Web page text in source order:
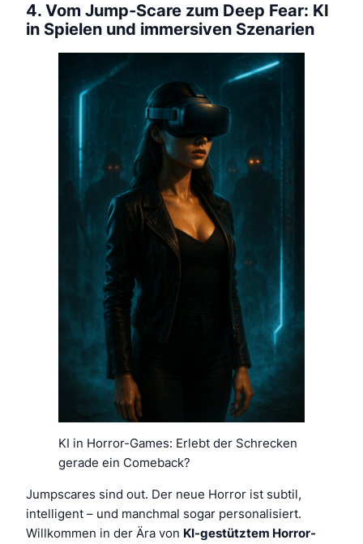
4. Vom Jump-Scare zum Deep Fear: KI
in Spielen und immersiven Szenarien
KI in Horror-Games: Erlebt der Schrecken
gerade ein Comeback?
Jumpscares sind out. Der neue Horror ist subtil,
intelligent – und manchmal sogar personalisiert.
Willkommen in der Ära von KI-gestütztem Horror-